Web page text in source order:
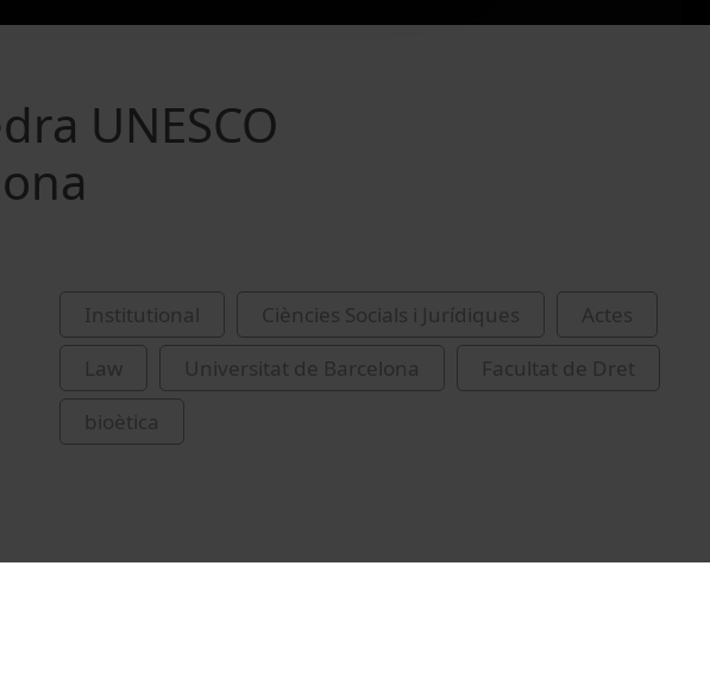
UNESCO
Institutional Ciències Socials i Jurídiques
Actes
Law
Universitat de Barcelona
Facultat de Dret
bioètica